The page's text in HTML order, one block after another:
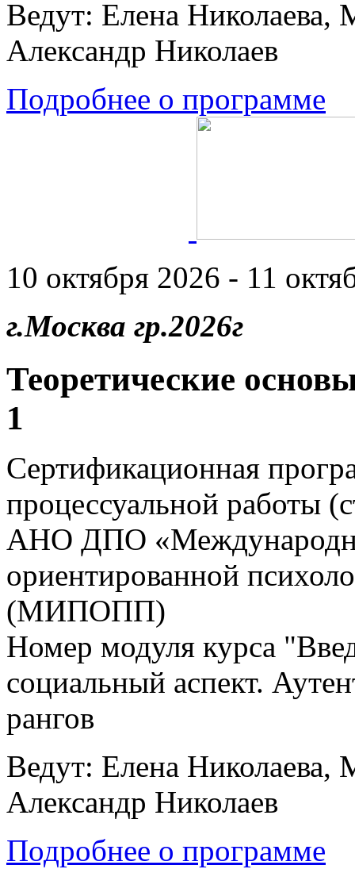
Ведут: Елена Николаева,
Александр Николаев
Подробнее о программе
10 октября 2026 - 11
г.Москва гр.2026г
Теоретические
1
Сертификационная
процессуальной работы
АНО ДПО
ориентированной
(МИПОПП)
Номер модуля курса
социальный аспект.
рангов
Ведут: Елена Николаева,
Александр Николаев
Подробнее о программе